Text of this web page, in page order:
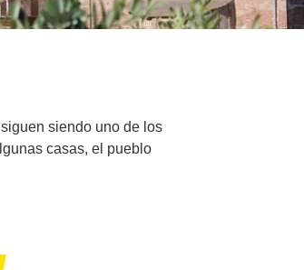
siendo uno de los
casas, el pueblo